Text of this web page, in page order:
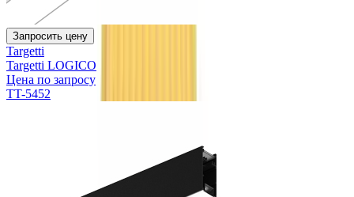
Запросить цену
Targetti
Targetti LOGICO
Цена по запросу
TT-5452